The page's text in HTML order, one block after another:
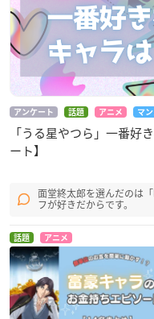
アンケート 話題 アニメ マ
「うる星やつら」一番好
ート】
面堂終太郎を選んだのは
フが好きだからです。
話題 アニメ